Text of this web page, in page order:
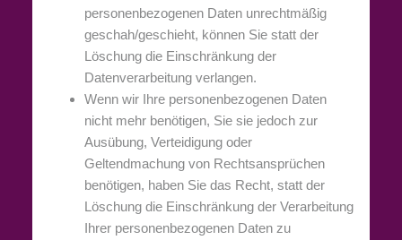
personenbezogenen Daten unrechtmäßig
geschah/geschieht, können Sie statt der
Löschung die Einschränkung der
Datenverarbeitung verlangen.
Wenn wir Ihre personenbezogenen Daten
nicht mehr benötigen, Sie sie jedoch zur
Ausübung, Verteidigung oder
Geltendmachung von Rechtsansprüchen
benötigen, haben Sie das Recht, statt der
Löschung die Einschränkung der Verarbeitung
Ihrer personenbezogenen Daten zu